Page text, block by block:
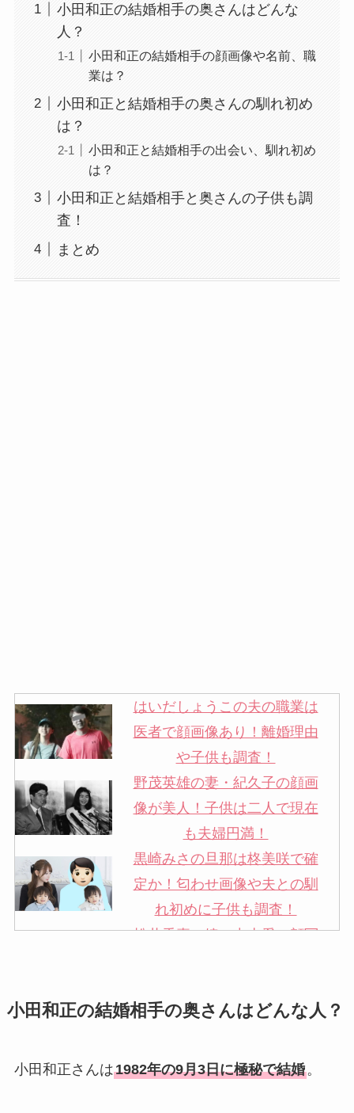
小田和正の結婚相手の奥さんはどんな
人？
小田和正の結婚相手の顔画像や名前、職
業は？
小田和正と結婚相手の奥さんの馴れ初め
は？
小田和正と結婚相手の出会い、馴れ初め
は？
小田和正と結婚相手と奥さんの子供も調
査！
まとめ
はいだしょうこの夫の職業は
医者で顔画像あり！離婚理由
や子供も調査！
野茂英雄の妻・紀久子の顔画
像が美人！子供は二人で現在
も夫婦円満！
黒崎みさの旦那は柊美咲で確
定か！匂わせ画像や夫との馴
れ初めに子供も調査！
松井秀喜の嫁・中山愛の顔写
申真衣の旦那・工藤けんの現
子供も調査！
小田和正の結婚相手の奥さんはどんな人？
小田和正さんは1982年の9月3日に極秘で結婚。